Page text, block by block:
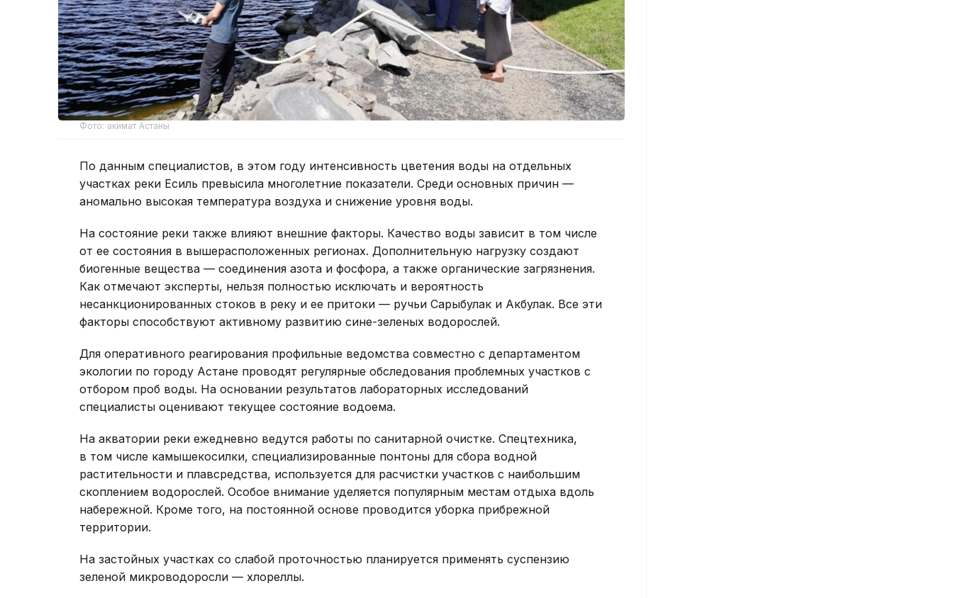
Фото: акимат Астаны
По данным специалистов, в этом году интенсивность цветения воды на отдельных
участках реки Есиль превысила многолетние показатели. Среди основных причин —
аномально высокая температура воздуха и снижение уровня воды.
На состояние реки также влияют внешние факторы. Качество воды зависит в том числе
от ее состояния в вышерасположенных регионах. Дополнительную нагрузку создают
биогенные вещества — соединения азота и фосфора, а также органические загрязнения.
Как отмечают эксперты, нельзя полностью исключать и вероятность
несанкционированных стоков в реку и ее притоки — ручьи Сарыбулак и Акбулак. Все эти
факторы способствуют активному развитию сине-зеленых водорослей.
Для оперативного реагирования профильные ведомства совместно с департаментом
экологии по городу Астане проводят регулярные обследования проблемных участков с
отбором проб воды. На основании результатов лабораторных исследований
специалисты оценивают текущее состояние водоема.
На акватории реки ежедневно ведутся работы по санитарной очистке. Спецтехника,
в том числе камышекосилки, специализированные понтоны для сбора водной
растительности и плавсредства, используется для расчистки участков с наибольшим
скоплением водорослей. Особое внимание уделяется популярным местам отдыха вдоль
набережной. Кроме того, на постоянной основе проводится уборка прибрежной
территории.
На застойных участках со слабой проточностью планируется применять суспензию
зеленой микроводоросли — хлореллы.